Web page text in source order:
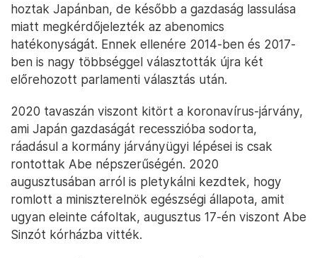
hoztak Japánban, de később a gazdaság lassulása
miatt megkérdőjelezték az abenomics
hatékonyságát. Ennek ellenére 2014-ben és 2017-
ben is nagy többséggel választották újra két
előrehozott parlamenti választás után.
2020 tavaszán viszont kitört a koronavírus-járvány,
ami Japán gazdaságát recesszióba sodorta,
ráadásul a kormány járványügyi lépései is csak
rontottak Abe népszerűségén. 2020
augusztusában arról is pletykálni kezdtek, hogy
romlott a miniszterelnök egészségi állapota, amit
ugyan eleinte cáfoltak, augusztus 17-én viszont Abe
Sinzót kórházba vitték.